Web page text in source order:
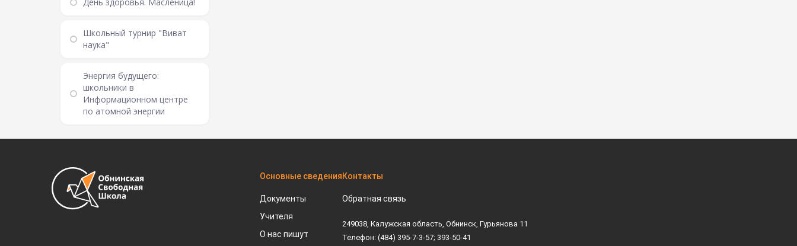
Школьный турнир "Виват
наука"
Энергия будущего:
школьники в
Информационном центре
по атомной энергии
Основные сведения
Документы
Учителя
О нас пишут
Контакты
Обратная связь
249038, Калужская область, Обнинск, Гурьянова 11
Телефон: (484) 395-7-3-57; 393-50-41